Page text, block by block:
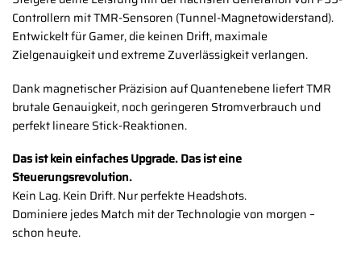
Controllern mit TMR-Sensoren (Tunnel-Magnetowiderstand).
Entwickelt für Gamer, die keinen Drift, maximale
Zielgenauigkeit und extreme Zuverlässigkeit verlangen.
Dank magnetischer Präzision auf Quantenebene liefert TMR
brutale Genauigkeit, noch geringeren Stromverbrauch und
perfekt lineare Stick-Reaktionen.
Das ist kein einfaches Upgrade. Das ist eine
Steuerungsrevolution.
Kein Lag. Kein Drift. Nur perfekte Headshots.
Dominiere jedes Match mit der Technologie von morgen –
schon heute.